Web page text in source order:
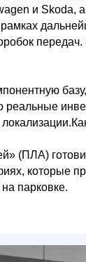
и
базу,
реальные
(ПЛА)
которые
парковке.